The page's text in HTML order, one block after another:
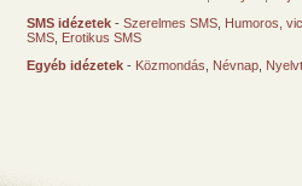
SMS idézetek - Szerelmes SMS Humoros,
SMS Erotikus SMS
Egyéb idézetek - Közmondás Névnap